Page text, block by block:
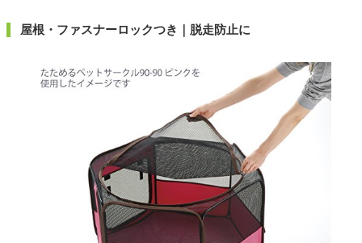
屋根・ファスナーロックつき｜脱走防止に